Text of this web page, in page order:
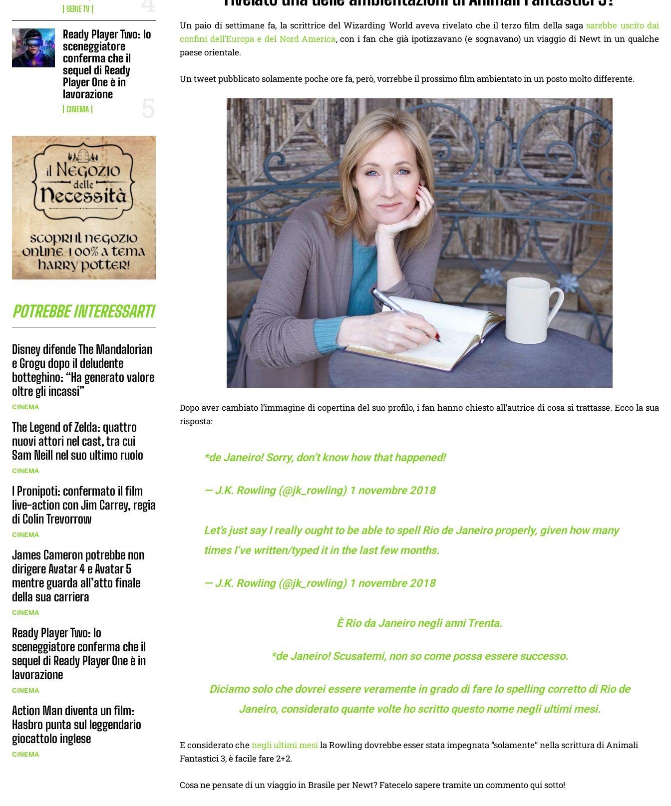
SERIE TV
Ready Player Two: lo
sceneggiatore
conferma che il
sequel di Ready
Player One è in
lavorazione
CINEMA
POTREBBE INTERESSARTI
Disney difende The Mandalorian
e Grogu dopo il deludente
botteghino: “Ha generato valore
oltre gli incassi”
CINEMA
The Legend of Zelda: quattro
nuovi attori nel cast, tra cui
Sam Neill nel suo ultimo ruolo
CINEMA
I Pronipoti: confermato il film
live-action con Jim Carrey, regia
di Colin Trevorrow
CINEMA
James Cameron potrebbe non
dirigere Avatar 4 e Avatar 5
mentre guarda all’atto finale
della sua carriera
CINEMA
Ready Player Two: lo
sceneggiatore conferma che il
sequel di Ready Player One è in
lavorazione
CINEMA
Action Man diventa un film:
Hasbro punta sul leggendario
giocattolo inglese
CINEMA
Un paio di settimane fa, la scrittrice del Wizarding World aveva rivelato che il terzo film della sagasarebbe uscito dai
confini dell’Europa e del Nord America, con i fan che già ipotizzavano (e sognavano) un viaggio di Newt in un qualche
paese orientale.
Un tweet pubblicato solamente poche ore fa, però, vorrebbe il prossimo film ambientato in un posto molto differente.
Dopo aver cambiato l’immagine di copertina del suo profilo, i fan hanno chiesto all’autrice di cosa si trattasse. Ecco la sua
risposta:
*de Janeiro! Sorry, don’t know how that happened!
— J.K. Rowling (@jk_rowling) 1 novembre 2018
Let’s just say I really ought to be able to spell Rio de Janeiro properly, given how many
times I’ve written/typed it in the last few months.
— J.K. Rowling (@jk_rowling) 1 novembre 2018
È Rio da Janeiro negli anni Trenta.
*de Janeiro! Scusatemi, non so come possa essere successo.
Diciamo solo che dovrei essere veramente in grado di fare lo spelling corretto di Rio de
Janeiro, considerato quante volte ho scritto questo nome negli ultimi mesi.
E considerato chenegli ultimi mesila Rowling dovrebbe esser stata impegnata “solamente” nella scrittura di Animali
Fantastici 3, è facile fare 2+2.
Cosa ne pensate di un viaggio in Brasile per Newt? Fatecelo sapere tramite un commento qui sotto!